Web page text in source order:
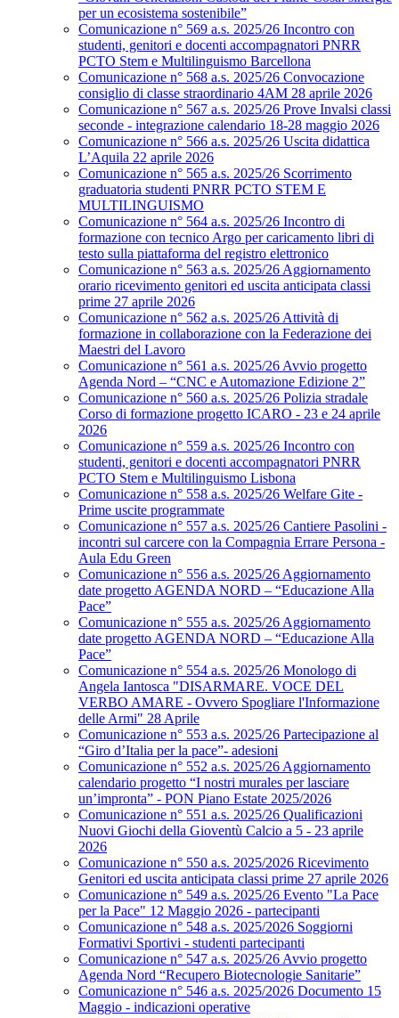
per un ecosistema sostenibile”
Comunicazione n° 569 a.s. 2025/26 Incontro con
studenti, genitori e docenti accompagnatori PNRR
PCTO Stem e Multilinguismo Barcellona
Comunicazione n° 568 a.s. 2025/26 Convocazione
consiglio di classe straordinario 4AM 28 aprile 2026
Comunicazione n° 567 a.s. 2025/26 Prove Invalsi classi
seconde - integrazione calendario 18-28 maggio 2026
Comunicazione n° 566 a.s. 2025/26 Uscita didattica
L’Aquila 22 aprile 2026
Comunicazione n° 565 a.s. 2025/26 Scorrimento
graduatoria studenti PNRR PCTO STEM E
MULTILINGUISMO
Comunicazione n° 564 a.s. 2025/26 Incontro di
formazione con tecnico Argo per caricamento libri di
testo sulla piattaforma del registro elettronico
Comunicazione n° 563 a.s. 2025/26 Aggiornamento
orario ricevimento genitori ed uscita anticipata classi
prime 27 aprile 2026
Comunicazione n° 562 a.s. 2025/26 Attività di
formazione in collaborazione con la Federazione dei
Maestri del Lavoro
Comunicazione n° 561 a.s. 2025/26 Avvio progetto
Agenda Nord – “CNC e Automazione Edizione 2”
Comunicazione n° 560 a.s. 2025/26 Polizia stradale
Corso di formazione progetto ICARO - 23 e 24 aprile
2026
Comunicazione n° 559 a.s. 2025/26 Incontro con
studenti, genitori e docenti accompagnatori PNRR
PCTO Stem e Multilinguismo Lisbona
Comunicazione n° 558 a.s. 2025/26 Welfare Gite -
Prime uscite programmate
Comunicazione n° 557 a.s. 2025/26 Cantiere Pasolini -
incontri sul carcere con la Compagnia Errare Persona -
Aula Edu Green
Comunicazione n° 556 a.s. 2025/26 Aggiornamento
date progetto AGENDA NORD – “Educazione Alla
Pace”
Comunicazione n° 555 a.s. 2025/26 Aggiornamento
date progetto AGENDA NORD – “Educazione Alla
Pace”
Comunicazione n° 554 a.s. 2025/26 Monologo di
Angela Iantosca "DISARMARE. VOCE DEL
VERBO AMARE - Ovvero Spogliare l'Informazione
delle Armi" 28 Aprile
Comunicazione n° 553 a.s. 2025/26 Partecipazione al
“Giro d’Italia per la pace”- adesioni
Comunicazione n° 552 a.s. 2025/26 Aggiornamento
calendario progetto “I nostri murales per lasciare
un’impronta” - PON Piano Estate 2025/2026
Comunicazione n° 551 a.s. 2025/26 Qualificazioni
Nuovi Giochi della Gioventù Calcio a 5 - 23 aprile
2026
Comunicazione n° 550 a.s. 2025/2026 Ricevimento
Genitori ed uscita anticipata classi prime 27 aprile 2026
Comunicazione n° 549 a.s. 2025/26 Evento "La Pace
per la Pace" 12 Maggio 2026 - partecipanti
Comunicazione n° 548 a.s. 2025/2026 Soggiorni
Formativi Sportivi - studenti partecipanti
Comunicazione n° 547 a.s. 2025/26 Avvio progetto
Agenda Nord “Recupero Biotecnologie Sanitarie”
Comunicazione n° 546 a.s. 2025/2026 Documento 15
Maggio - indicazioni operative